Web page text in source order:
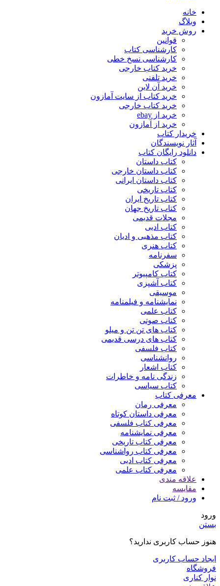
خانه
وبلاگ
روش خرید
قوانین
کارشناسی کتاب
کارشناسی نسخ خطی
خرید کتاب خارجی
خرید تلفنی
خرید آن لاین
خرید کتاب از سایت آمازون
خرید کتاب خارجی
خرید از ebay
خرید از آمازون
خریدار کتاب
آثار نویسندگان
دانلود رایگان کتاب
کتاب داستان
کتاب داستان خارجی
کتاب داستان ایرانی
کتاب تاریخی
کتاب تاریخ ایران
کتاب تاریخ جهان
مجلات قدیمی
کتاب ادبی
کتاب مذهبی و ادیان
کتاب هنری
سفرنامه
پزشکی
کتاب کامپیوتر
کتاب آشپزی
موسیقی
نمایشنامه و فیلمنامه
کتاب علمی
کتاب صوتی
کتاب های تن تن و میلو
کتاب های درسی قدیمی
کتاب فلسفی
روانشناسی
کتاب اشعار
زندگی نامه و خاطرات
کتاب سیاسی
معرفی کتاب
معرفی رمان
معرفی داستان کوتاه
معرفی کتاب فلسفی
معرفی نمایشنامه
معرفی کتاب تاریخی
معرفی کتاب رواشناسی
معرفی کتاب ادبی
معرفی کتاب علمی
علاقه مندی
مقایسه
ورود / ثبت نام
ورود
بستن
هنوز حساب کاربری ندارید؟
ایجاد حساب کاربری
فروشگاه
نوار کناری